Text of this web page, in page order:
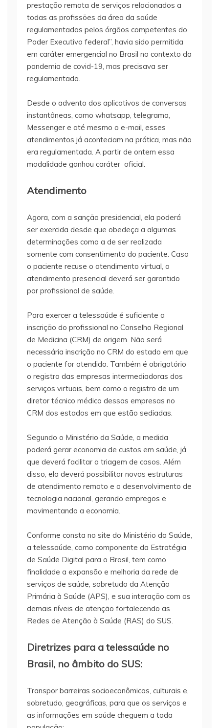
prestação remota de serviços relacionados a
todas as profissões da área da saúde
regulamentadas pelos órgãos competentes do
Poder Executivo federal”, havia sido permitida
em caráter emergencial no Brasil no contexto da
pandemia de covid-19, mas precisava ser
regulamentada.
Desde o advento dos aplicativos de conversas
instantâneas, como whatsapp, telegrama,
Messenger e até mesmo o e-mail, esses
atendimentos já aconteciam na prática, mas não
era regulamentada. A partir de ontem essa
modalidade ganhou caráter oficial.
Atendimento
Agora, com a sanção presidencial, ela poderá
ser exercida desde que obedeça a algumas
determinações como a de ser realizada
somente com consentimento do paciente. Caso
o paciente recuse o atendimento virtual, o
atendimento presencial deverá ser garantido
por profissional de saúde.
Para exercer a telessaúde é suficiente a
inscrição do profissional no Conselho Regional
de Medicina (CRM) de origem. Não será
necessária inscrição no CRM do estado em que
o paciente for atendido. Também é obrigatório
o registro das empresas intermediadoras dos
serviços virtuais, bem como o registro de um
diretor técnico médico dessas empresas no
CRM dos estados em que estão sediadas.
Segundo o Ministério da Saúde, a medida
poderá gerar economia de custos em saúde, já
que deverá facilitar a triagem de casos. Além
disso, ela deverá possibilitar novas estruturas
de atendimento remoto e o desenvolvimento de
tecnologia nacional, gerando empregos e
movimentando a economia.
Conforme consta no site do Ministério da Saúde,
a telessaúde, como componente da Estratégia
de Saúde Digital para o Brasil, tem como
finalidade a expansão e melhoria da rede de
serviços de saúde, sobretudo da Atenção
Primária à Saúde (APS), e sua interação com os
demais níveis de atenção fortalecendo as
Redes de Atenção à Saúde (RAS) do SUS.
Diretrizes para a telessaúde no
Brasil, no âmbito do SUS:
Transpor barreiras socioeconômicas, culturais e,
sobretudo, geográficas, para que os serviços e
as informações em saúde cheguem a toda